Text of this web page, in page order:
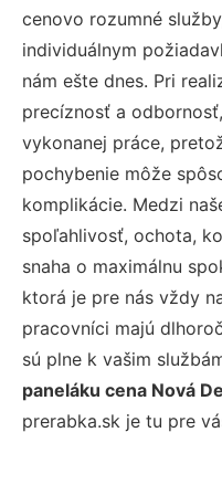
cenovo rozumné
individuálnym
nám ešte dnes. Pri
precíznosť a
vykonanej práce,
pochybenie môže
komplikácie. Medzi
spoľahlivosť, ochota,
snaha o maximálnu
ktorá je pre nás vždy
pracovníci majú
sú plne k vašim
paneláku cena Nová
prerabka.sk je tu pre